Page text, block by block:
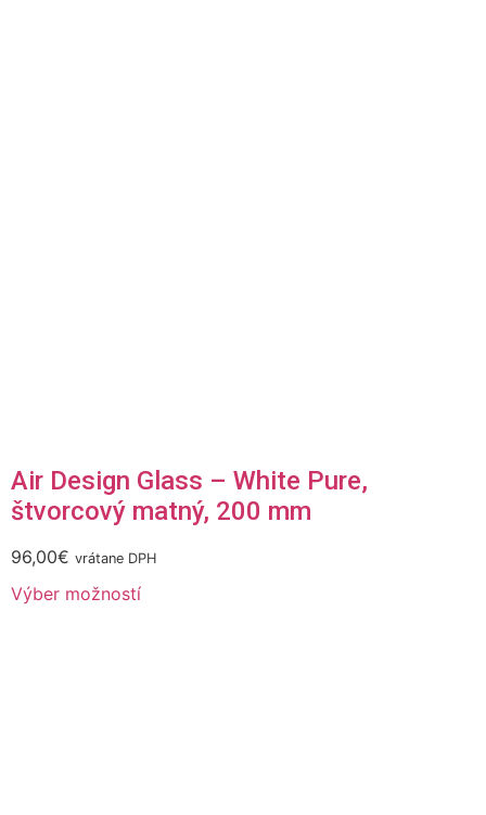
Air Design Glass – White Pure,
štvorcový matný, 200 mm
96,00€ vrátane DPH
Výber možností